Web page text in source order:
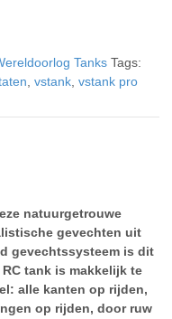
Tanks Tags:
, vstank, vstank pro
natuurgetrouwe
gevechten uit
gevechtssysteem is dit
tank is makkelijk te
alle kanten op rijden,
op rijden, door ruw